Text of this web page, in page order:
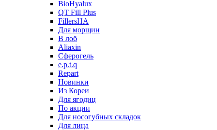
BioHyalux
QT Fill Plus
FillersHA
Для морщин
В лоб
Aliaxin
Сферогель
e.p.t.q
Repart
Новинки
Из Кореи
Для ягодиц
По акции
Для носогубных складок
Для лица